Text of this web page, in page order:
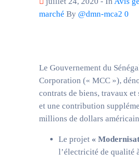
marché By @dmn-mca2 0
Le Gouvernement du
Corporation (« MCC »),
contrats de biens, travaux
et une contribution
millions de dollars
Le projet «
l’électricité de qualité